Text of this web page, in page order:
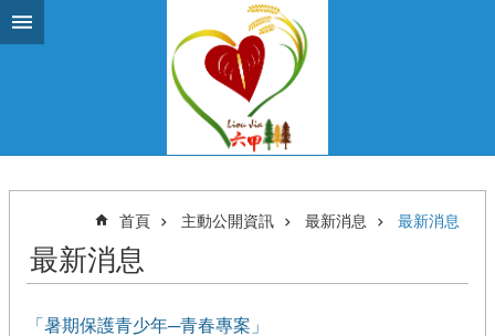
跳到主要內容區塊
首頁 主動公開資訊 最新消息 最新消息
最新消息
「暑期保護青少年─青春專案」